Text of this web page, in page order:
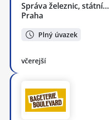
Správa železnic, státní…
Praha
Plný úvazek
včerejší